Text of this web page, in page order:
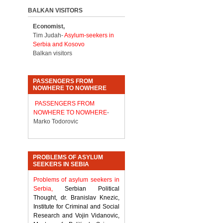
BALKAN VISITORS
Economist,
Tim Judah-Asylum-seekers in
Serbia and Kosovo
Balkan visitors
PASSENGERS FROM
NOWHERE TO NOWHERE
PASSENGERS FROM
NOWHERE TO NOWHERE-
Marko Todorovic
PROBLEMS OF ASYLUM
SEEKERS IN SEBIA
Problems of asylum seekers in
Serbia, Serbian Political
Thought, dr. Branislav Knezic,
Institute for Criminal and Social
Research and Vojin Vidanovic,